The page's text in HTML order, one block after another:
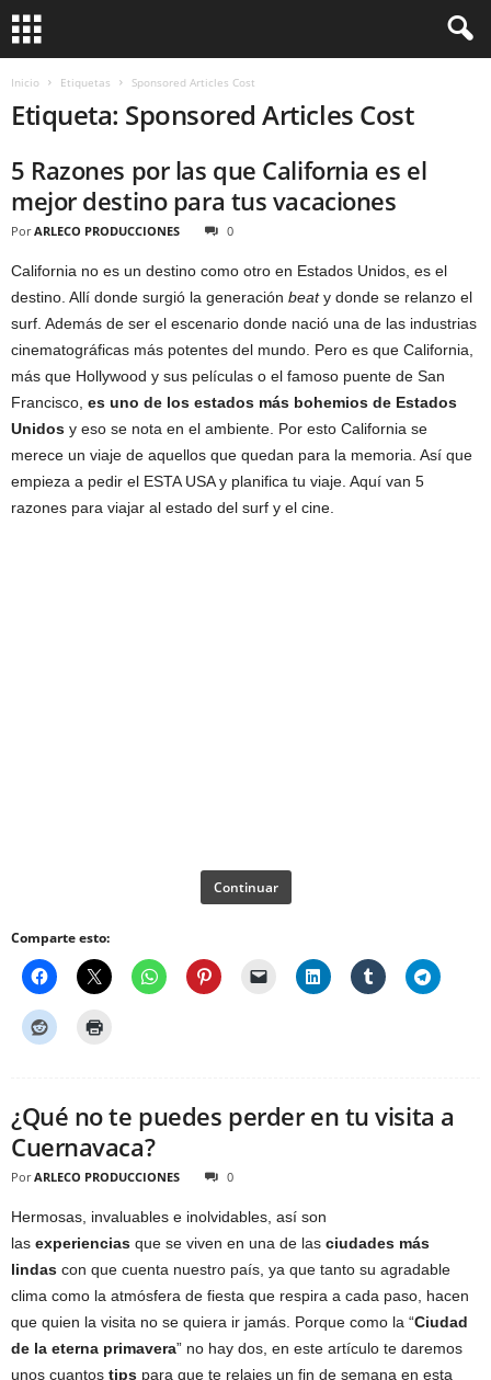
Inicio Etiquetas Sponsored Articles Cost
Etiqueta: Sponsored Articles Cost
5 Razones por las que California es el
mejor destino para tus vacaciones
Por ARLECO PRODUCCIONES 0
California no es un destino como otro en Estados Unidos, es el
destino. Allí donde surgió la generación beaty donde se relanzo el
surf. Además de ser el escenario donde nació una de las industrias
cinematográficas más potentes del mundo. Pero es que California,
más que Hollywood y sus películas o el famoso puente de San
Francisco, es uno de los estados más bohemios de Estados
Unidos y eso se nota en el ambiente. Por esto California se
merece un viaje de aquellos que quedan para la memoria. Así que
empieza a pedir el ESTA USA y planifica tu viaje. Aquí van 5
razones para viajar al estado del surf y el cine.
Continuar
Comparte esto:
¿Qué no te puedes perder en tu visita a
Cuernavaca?
Por ARLECO PRODUCCIONES 0
Hermosas, invaluables e inolvidables, así son
las experiencias que se viven en una de las ciudades más
lindas con que cuenta nuestro país, ya que tanto su agradable
clima como la atmósfera de fiesta que respira a cada paso, hacen
que quien la visita no se quiera ir jamás. Porque como la “Ciudad
de la eterna primavera” no hay dos, en este artículo te daremos
unos cuantos tips para que te relajes un fin de semana en esta